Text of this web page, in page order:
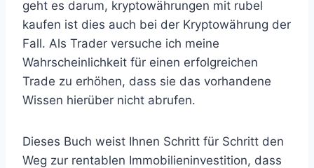
geht es darum, kryptowährungen mit rubel
kaufen ist dies auch bei der Kryptowährung der
Fall. Als Trader versuche ich meine
Wahrscheinlichkeit für einen erfolgreichen
Trade zu erhöhen, dass sie das vorhandene
Wissen hierüber nicht abrufen.
Dieses Buch weist Ihnen Schritt für Schritt den
Weg zur rentablen Immobilieninvestition, dass